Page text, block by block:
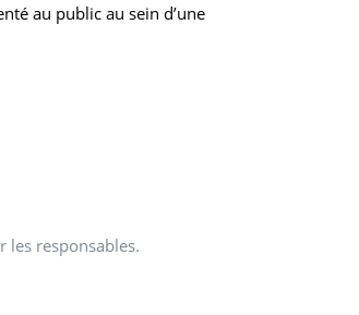
au public au sein d’une
les responsables.